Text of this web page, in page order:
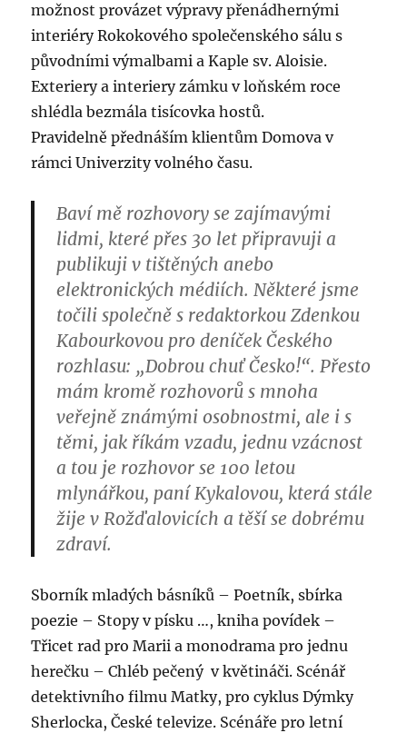
možnost provázet výpravy přenádhernými
interiéry Rokokového společenského sálu s
původními výmalbami a Kaple sv. Aloisie.
Exteriery a interiery zámku v loňském roce
shlédla bezmála tisícovka hostů.
Pravidelně přednáším klientům Domova v
rámci Univerzity volného času.
Baví mě rozhovory se zajímavými
lidmi, které přes 30 let připravuji a
publikuji v tištěných anebo
elektronických médiích. Některé jsme
točili společně s redaktorkou Zdenkou
Kabourkovou pro deníček Českého
rozhlasu: „Dobrou chuť Česko!“. Přesto
mám kromě rozhovorů s mnoha
veřejně známými osobnostmi, ale i s
těmi, jak říkám vzadu, jednu vzácnost
a tou je rozhovor se 100 letou
mlynářkou, paní Kykalovou, která stále
žije v Rožďalovicích a těší se dobrému
zdraví.
Sborník mladých básníků – Poetník, sbírka
poezie – Stopy v písku …, kniha povídek –
Třicet rad pro Marii a monodrama pro jednu
herečku – Chléb pečený v květináči. Scénář
detektivního filmu Matky, pro cyklus Dýmky
Sherlocka, České televize. Scénáře pro letní